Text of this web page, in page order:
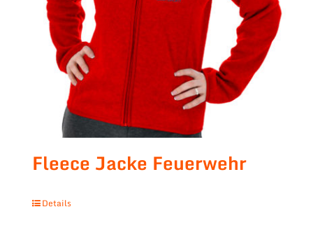
Fleece Jacke Feuerwehr
Details